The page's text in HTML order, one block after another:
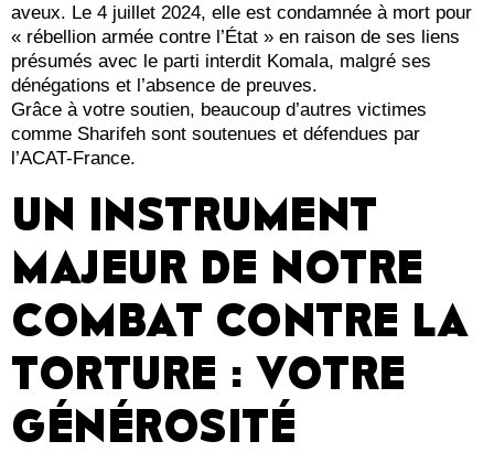
aveux. Le 4 juillet 2024, elle est condamnée à mort pour
« rébellion armée contre l’État » en raison de ses liens
présumés avec le parti interdit Komala, malgré ses
dénégations et l’absence de preuves.
Grâce à votre soutien, beaucoup d’autres victimes
comme Sharifeh sont soutenues et défendues par
l’ACAT-France.
UN INSTRUMENT
MAJEUR DE NOTRE
COMBAT CONTRE LA
TORTURE : VOTRE
GÉNÉROSITÉ